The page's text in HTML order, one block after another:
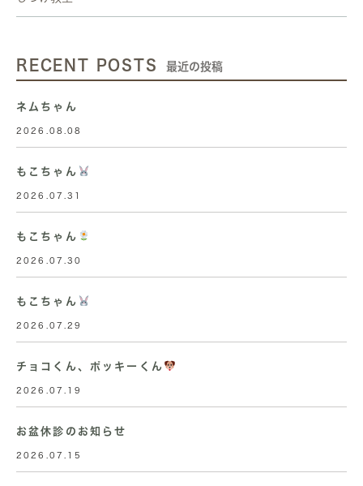
RECENT POSTS 最近の投稿
ネムちゃん
2026.08.08
もこちゃん
2026.07.31
もこちゃん
2026.07.30
もこちゃん
2026.07.29
チョコくん、ポッキーくん
2026.07.19
お盆休診のお知らせ
2026.07.15